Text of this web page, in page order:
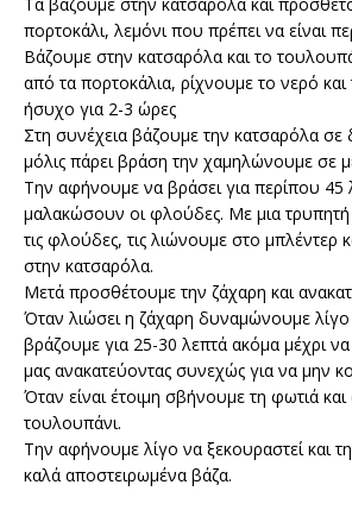
πορτοκάλι, λεμόνι που πρέπει να είναι
Βάζουμε στην κατσαρόλα και το
από τα πορτοκάλια, ρίχνουμε το νερό
ήσυχο για 2-3 ώρες
Στη συνέχεια βάζουμε την κατσαρόλα σε
μόλις πάρει βράση την χαμηλώνουμε σε
Την αφήνουμε να βράσει για περίπου 45
μαλακώσουν οι φλούδες. Με μια
τις φλούδες, τις λιώνουμε στο μπλέντερ
στην κατσαρόλα.
Μετά προσθέτουμε την ζάχαρη και
Όταν λιώσει η ζάχαρη δυναμώνουμε λίγο
βράζουμε για 25-30 λεπτά ακόμα μέχρι
μας ανακατεύοντας συνεχώς για να μην
Όταν είναι έτοιμη σβήνουμε τη φωτιά
τουλουπάνι.
Την αφήνουμε λίγο να ξεκουραστεί και
καλά αποστειρωμένα βάζα.